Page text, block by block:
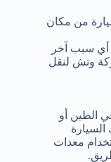
الطين أو
السيارة
معدات
من مكان
أي سبب آخر
ونش لنقل